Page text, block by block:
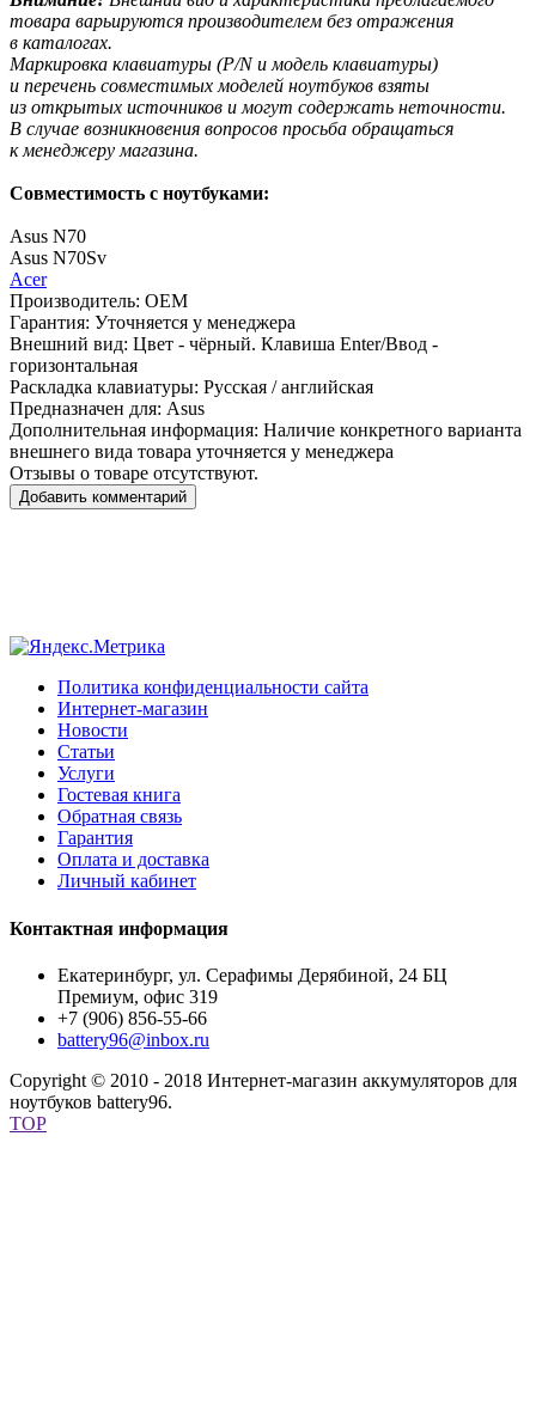
товара варьируются производителем без отражения
в каталогах.
Маркировка клавиатуры (P/N и модель клавиатуры)
и перечень совместимых моделей ноутбуков взяты
из открытых источников и могут содержать неточности.
В случае возникновения вопросов просьба обращаться
к менеджеру магазина.
Совместимость с ноутбуками:
Asus N70
Asus N70Sv
Acer
Производитель: OEM
Гарантия: Уточняется у менеджера
Внешний вид: Цвет - чёрный. Клавиша Enter/Ввод -
горизонтальная
Раскладка клавиатуры: Русская / английская
Предназначен для: Asus
Дополнительная информация: Наличие конкретного варианта
внешнего вида товара уточняется у менеджера
Отзывы о товаре отсутствуют.
Добавить комментарий
Политика конфиденциальности сайта
Интернет-магазин
Новости
Статьи
Услуги
Гостевая книга
Обратная связь
Гарантия
Оплата и доставка
Личный кабинет
Контактная информация
Екатеринбург, ул. Серафимы Дерябиной, 24 БЦ
Премиум, офис 319
+7 (906) 856-55-66
battery96@inbox.ru
Copyright © 2010 - 2018 Интернет-магазин аккумуляторов для
ноутбуков battery96.
TOP